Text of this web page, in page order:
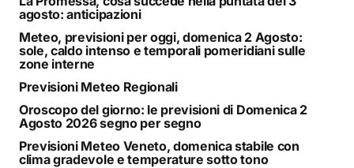
agosto: anticipazioni
Meteo, previsioni per oggi, domenica 2 Agosto:
sole, caldo intenso e temporali pomeridiani sulle
zone interne
Previsioni Meteo Regionali
Oroscopo del giorno: le previsioni di Domenica 2
Agosto 2026 segno per segno
Previsioni Meteo Veneto, domenica stabile con
clima gradevole e temperature sotto tono